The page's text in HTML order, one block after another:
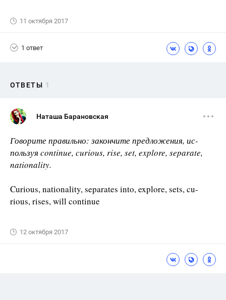
11 октября 2017
1 ответ
ОТВЕТЫ 1
Наташа Барановская
Говорите правильно: закончите предложения, ис-
пользуя continue, curious, rise, set, explore, separate,
nationality.
Curious, nationality, separates into, explore, sets, cu-
rious, rises, will continue
12 октября 2017